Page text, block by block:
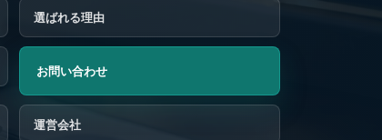
選ばれる理由
お問い合わせ